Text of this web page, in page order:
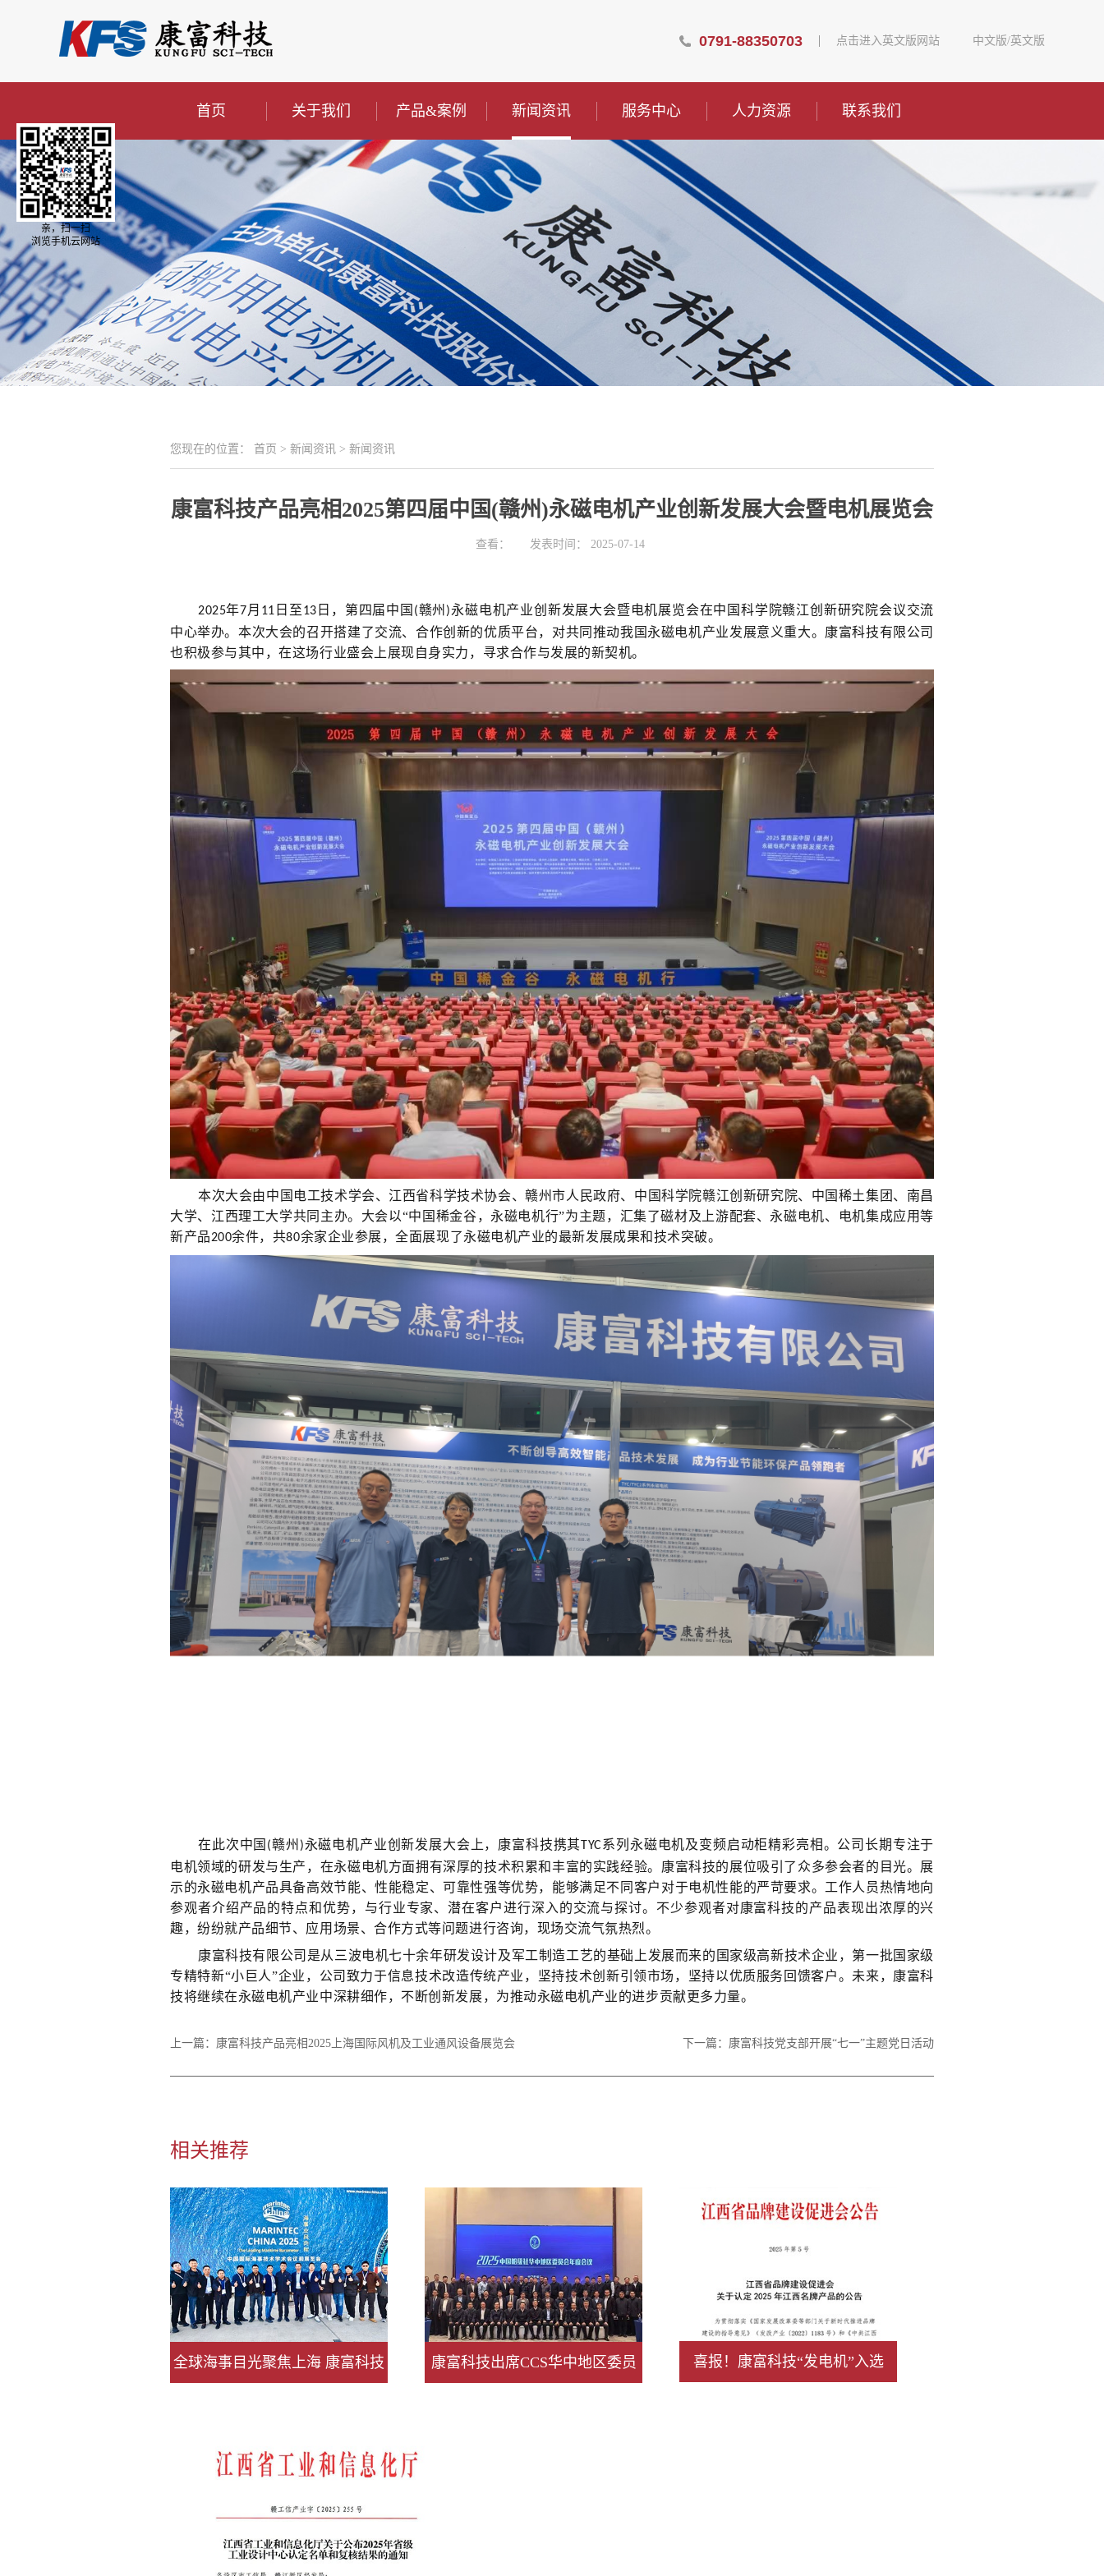
中文版/英文版
点击进入英文版网站
0791-88350703
首页 关于我们 产品&案例 新闻资讯 服务中心 人力资源 联系我们
您现在的位置： 首页 > 新闻资讯 > 新闻资讯
康富科技产品亮相2025第四届中国(赣州)永磁电机产业创新发展大会暨电机展览会
查看： 发表时间： 2025-07-14
2025年7月 11 日至13 日， 第四届中国 (赣州 )永磁电机产业创新发展大会暨电机展览会在中国科学院赣江创新研究院会议交流
中心举办。本次大会的召开搭建了交流、合作创新的优质平台，对共同推动我国永磁电机产业发展意义重大。康富科技有限公司
也积极参与其中，在这场行业盛会上展现自身实力，寻求合作与发展的新契机。
本次大会由中国电工技术学会、江西省科学技术协会、赣州市人民政府、中国科学院赣江创新研究院、中国稀土集团、南昌
大学、江西理工大学共同主办。大会以“中国稀金谷，永磁电机行”为主题，汇集了磁材及上游配套、永磁电机、电机集成应用等
新产品200余件，共80余家企业参展，全面展现了永磁电机产业的最新发展成果和技术突破。
在此次中国 (赣州 )永磁电机产业创新发展大会上，康富科技携其TYC系列永磁电机及变频启动柜精彩亮相。公司长期专注于
电机领域的研发与生产，在永磁电机方面拥有深厚的技术积累和丰富的实践经验。康富科技的展位吸引了众多参会者的目光。展
示的永磁电机产品具备高效节能、性能稳定、可靠性强等优势，能够满足不同客户对于电机性能的严苛要求。工作人员热情地向
参观者介绍产品的特点和优势，与行业专家、潜在客户进行深入的交流与探讨。不少参观者对康富科技的产品表现出浓厚的兴
趣，纷纷就产品细节、应用场景、合作方式等问题进行咨询，现场交流气氛热烈。
康富科技有限公司是从三波电机七十余年研发设计及军工制造工艺的基础上发展而来的国家级高新技术企业，第一批国家级
专精特新“小巨人”企业，公司致力于信息技术改造传统产业，坚持技术创新引领市场，坚持以优质服务回馈客户。未来，康富科
技将继续在永磁电机产业中深耕细作，不断创新发展，为推动永磁电机产业的进步贡献更多力量。
上一篇： 康富科技产品亮相2025上海国际风机及工业通风设备展览会 下一篇： 康富科技党支部开展“七一”主题党日活动
相关推荐
全球海事目光聚焦上海 康富科技 康富科技出席CCS华中地区委员 喜报！康富科技“发电机”入选
亲，扫一扫
浏览手机云网站